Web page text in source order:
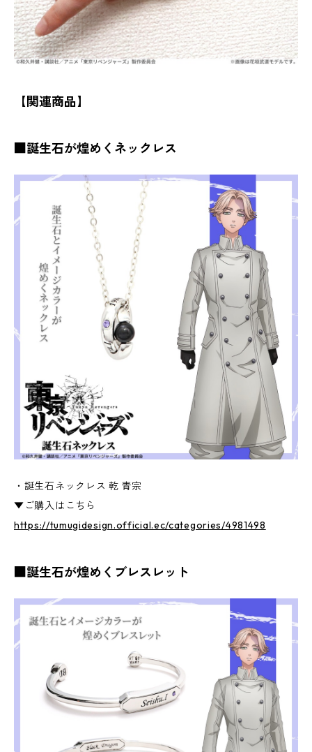
【関連商品】
■誕生石が煌めくネックレス
・誕生石ネックレス 乾 青宗
▼ご購入はこちら
https://tumugidesign.official.ec/categories/4981498
■誕生石が煌めくブレスレット